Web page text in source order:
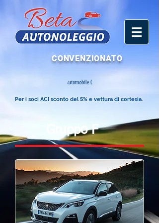
CONVENZIONATO
Per i soci ACI sconto del5% e vettura di cortesia.
Gruppo F